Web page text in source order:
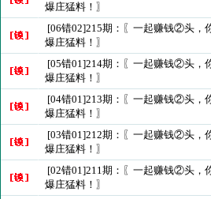
爆庄猛料！〗
[06错02]215期：〖一起赚钱②头，
爆庄猛料！〗
[05错01]214期：〖一起赚钱②头，
爆庄猛料！〗
[04错01]213期：〖一起赚钱②头，
爆庄猛料！〗
[03错01]212期：〖一起赚钱②头，
爆庄猛料！〗
[02错01]211期：〖一起赚钱②头，
爆庄猛料！〗